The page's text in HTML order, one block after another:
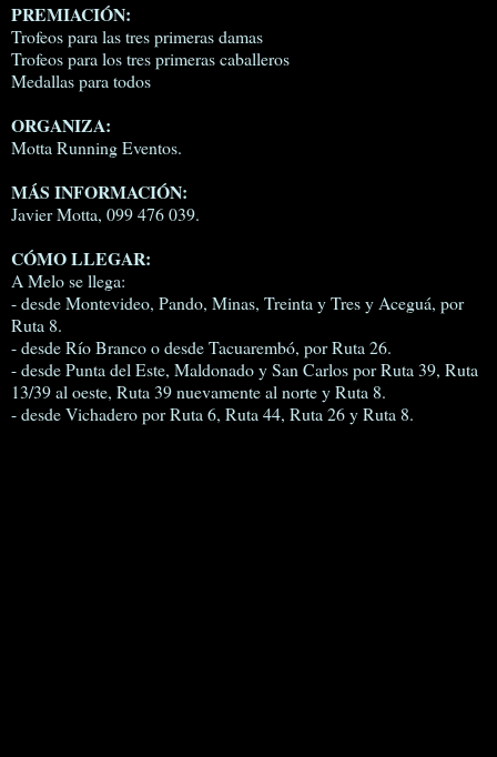
PREMIACIÓN:
Trofeos para las tres primeras damas
Trofeos para los tres primeras caballeros
Medallas para todos
ORGANIZA:
Motta Running Eventos.
MÁS INFORMACIÓN:
Javier Motta, 099 476 039.
CÓMO LLEGAR:
A Melo se llega:
- desde Montevideo, Pando, Minas, Treinta y Tres y Aceguá, por
Ruta 8.
- desde Río Branco o desde Tacuarembó, por Ruta 26.
- desde Punta del Este, Maldonado y San Carlos por Ruta 39, Ruta
13/39 al oeste, Ruta 39 nuevamente al norte y Ruta 8.
- desde Vichadero por Ruta 6, Ruta 44, Ruta 26 y Ruta 8.